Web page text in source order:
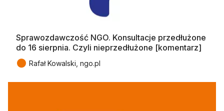
Sprawozdawczość NGO. Konsultacje przedłużone
do 16 sierpnia. Czyli nieprzedłużone [komentarz]
● Rafał Kowalski, ngo.pl